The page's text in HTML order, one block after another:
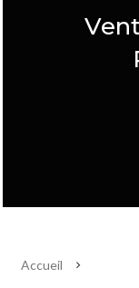
Accueil